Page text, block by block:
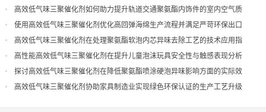
现
高效低气味三聚催化剂如何助力提升轨道交通聚氨酯内饰件的室内空气质
量
使用高效低气味三聚催化剂优化高回弹海绵生产流程并满足严苛环保出口
高效低气味三聚催化剂在处理聚氨酯软泡内芯异味去除工艺的技术应用指
导
高性能高效低气味三聚催化剂在提升儿童泡沫玩具安全性与触感表现分析
探讨高效低气味三聚催化剂在降低聚氨酯喷涂硬泡异味影响方面的实际效
果
高效低气味三聚催化剂协助家具制造业实现绿色环保认证的生产工艺升级